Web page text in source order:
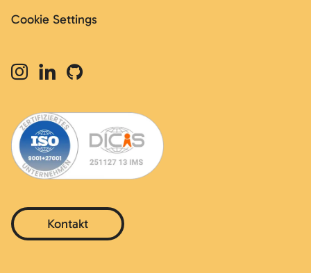
Cookie Settings
Kontakt